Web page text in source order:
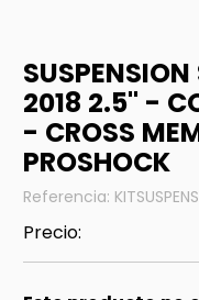
2018 2.5" -
- CROSS
PROSHOCK
Referencia: